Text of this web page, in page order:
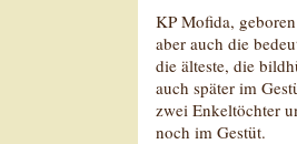
KP Mofida,
aber auch die
die älteste, die
auch später im
zwei Enkeltöchter
noch im Gestüt.